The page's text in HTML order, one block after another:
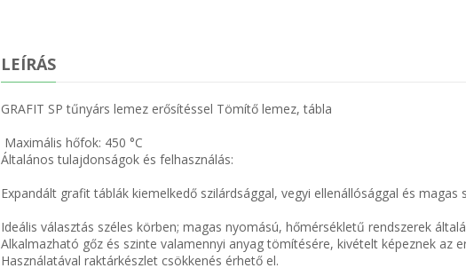
LEÍRÁS
GRAFIT SP tűnyárs lemez erősítéssel Tömítő lemez, tábla
Maximális hőfok: 450 °C
Általános tulajdonságok és felhasználás:
Expandált grafit táblák kiemelkedő szilárdsággal, vegyi ellenállósággal és magas
Ideális választás széles körben; magas nyomású, hőmérsékletű rendszerek
Alkalmazható gőz és szinte valamennyi anyag tömítésére, kivételt képeznek az
Használatával raktárkészlet csökkenés érhető el.